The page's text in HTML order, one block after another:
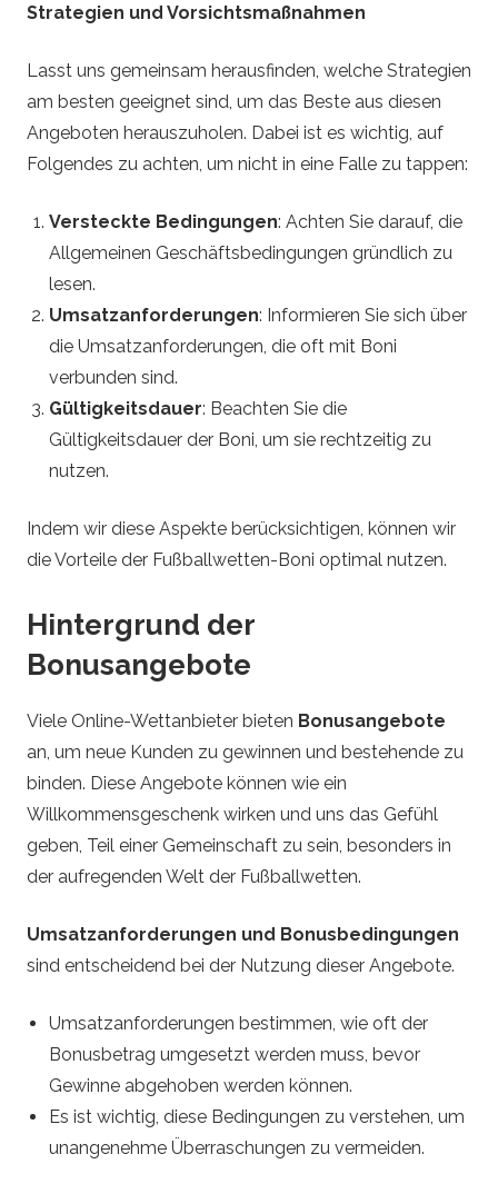
t
i
n
T
i
p
s
Strategien und Vorsichtsmaßnahmen
Lasst uns gemeinsam herausfinden, welche Strategien
am besten geeignet sind, um das Beste aus diesen
Angeboten herauszuholen. Dabei ist es wichtig, auf
Folgendes zu achten, um nicht in eine Falle zu tappen:
Versteckte Bedingungen: Achten Sie darauf, die
Allgemeinen Geschäftsbedingungen gründlich zu
lesen.
Umsatzanforderungen: Informieren Sie sich über
die Umsatzanforderungen, die oft mit Boni
verbunden sind.
Gültigkeitsdauer: Beachten Sie die
Gültigkeitsdauer der Boni, um sie rechtzeitig zu
nutzen.
Indem wir diese Aspekte berücksichtigen, können wir
die Vorteile der Fußballwetten-Boni optimal nutzen.
Hintergrund der
Bonusangebote
Viele Online-Wettanbieter bieten Bonusangebote
an, um neue Kunden zu gewinnen und bestehende zu
binden. Diese Angebote können wie ein
Willkommensgeschenk wirken und uns das Gefühl
geben, Teil einer Gemeinschaft zu sein, besonders in
der aufregenden Welt der Fußballwetten.
Umsatzanforderungen und Bonusbedingungen
sind entscheidend bei der Nutzung dieser Angebote.
Umsatzanforderungen bestimmen, wie oft der
Bonusbetrag umgesetzt werden muss, bevor
Gewinne abgehoben werden können.
Es ist wichtig, diese Bedingungen zu verstehen, um
unangenehme Überraschungen zu vermeiden.